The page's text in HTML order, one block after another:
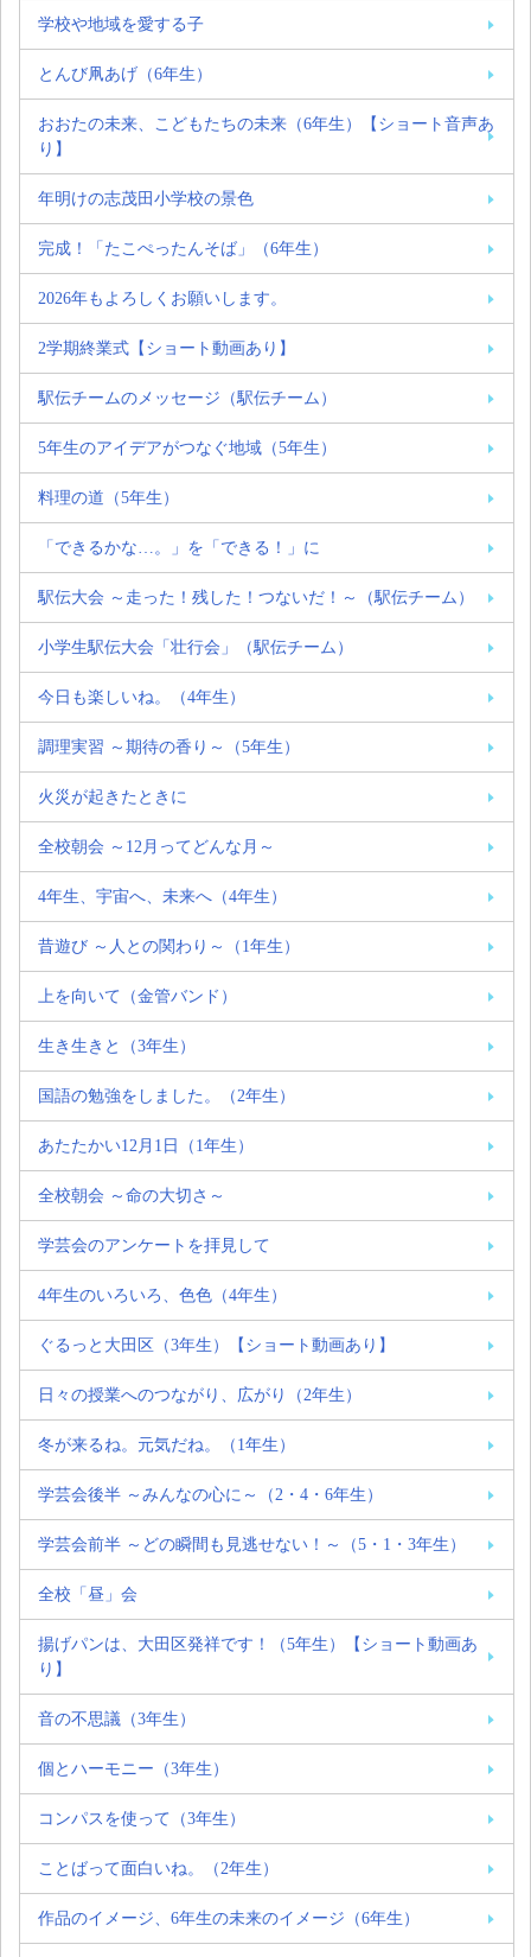
学校や地域を愛する子
とんび凧あげ（6年生）
おおたの未来、こどもたちの未来（6年生）【ショート音声あ
り】
年明けの志茂田小学校の景色
完成！「たこぺったんそば」（6年生）
2026年もよろしくお願いします。
2学期終業式【ショート動画あり】
駅伝チームのメッセージ（駅伝チーム）
5年生のアイデアがつなぐ地域（5年生）
料理の道（5年生）
「できるかな…。」を「できる！」に
駅伝大会 ～走った！残した！つないだ！～（駅伝チーム）
小学生駅伝大会「壮行会」（駅伝チーム）
今日も楽しいね。（4年生）
調理実習 ～期待の香り～（5年生）
火災が起きたときに
全校朝会 ～12月ってどんな月～
4年生、宇宙へ、未来へ（4年生）
昔遊び ～人との関わり～（1年生）
上を向いて（金管バンド）
生き生きと（3年生）
国語の勉強をしました。（2年生）
あたたかい12月1日（1年生）
全校朝会 ～命の大切さ～
学芸会のアンケートを拝見して
4年生のいろいろ、色色（4年生）
ぐるっと大田区（3年生）【ショート動画あり】
日々の授業へのつながり、広がり（2年生）
冬が来るね。元気だね。（1年生）
学芸会後半 ～みんなの心に～（2・4・6年生）
学芸会前半 ～どの瞬間も見逃せない！～（5・1・3年生）
全校「昼」会
揚げパンは、大田区発祥です！（5年生）【ショート動画あ
り】
音の不思議（3年生）
個とハーモニー（3年生）
コンパスを使って（3年生）
ことばって面白いね。（2年生）
作品のイメージ、6年生の未来のイメージ（6年生）